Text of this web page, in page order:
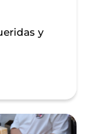
y